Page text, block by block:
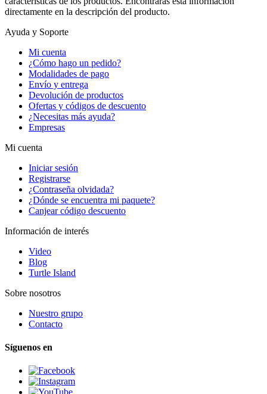
directamente en la descripción del producto.
Ayuda y Soporte
Mi cuenta
¿Cómo hago un pedido?
Modalidades de pago
Envío y entrega
Devolución de productos
Ofertas y códigos de descuento
¿Necesitas más ayuda?
Empresas
Mi cuenta
Iniciar sesión
Registrarse
¿Contraseña olvidada?
¿Dónde se encuentra mi paquete?
Canjear código descuento
Información de interés
Video
Blog
Turtle Island
Sobre nosotros
Nuestro grupo
Contacto
Síguenos en